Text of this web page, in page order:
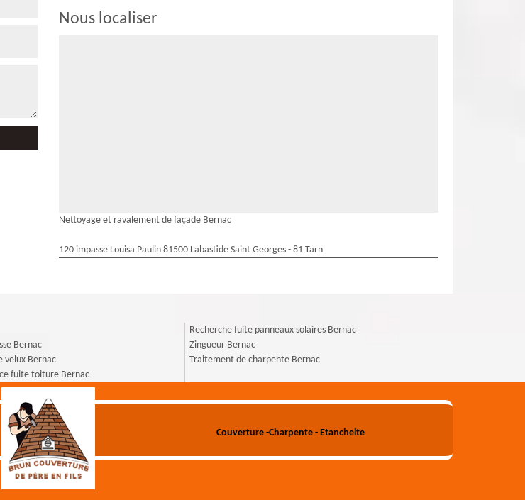
Nous localiser
Nettoyage et ravalement de façade Bernac
120 impasse Louisa Paulin 81500 Labastide Saint Georges - 81 Tarn
Bernac
velux Bernac
fuite toiture Bernac
Recherche fuite panneaux solaires Bernac
Zingueur Bernac
Traitement de charpente Bernac
Couverture -Charpente - Etancheite